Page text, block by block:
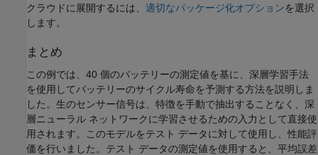
クラウドに展開するには、 適切なパッケージ化オプションを選択
します。
まとめ
この例では、40 個のバッテリーの測定値を基に、深層学習手法
を使用してバッテリーのサイクル寿命を予測する方法を説明しま
した。生のセンサー信号は、特徴を手動で抽出することなく、深
層ニューラル ネットワークに学習させるための入力として直接使
用されます。このモデルをテスト データに対して使用し、性能評
価を行いました。テスト データの測定値を使用すると、平均誤差